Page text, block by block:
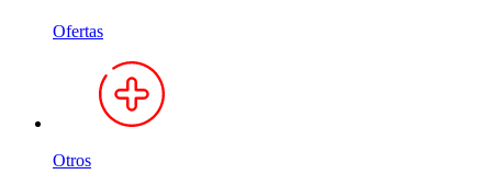
Ofertas
Otros